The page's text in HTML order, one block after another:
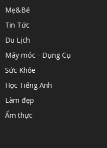
Mẹ&Bé
Tin Tức
Du Lịch
Máy móc - Dụng Cụ
Sức Khỏe
Học Tiếng Anh
Làm đẹp
Ẩm thực